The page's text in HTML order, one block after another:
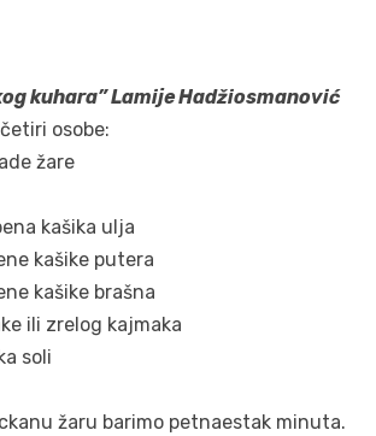
kuhara” Lamije Hadžiosmanović
osobe:
žare
kašika ulja
kašike putera
kašike brašna
ili zrelog kajmaka
soli
žaru barimo petnaestak minuta.